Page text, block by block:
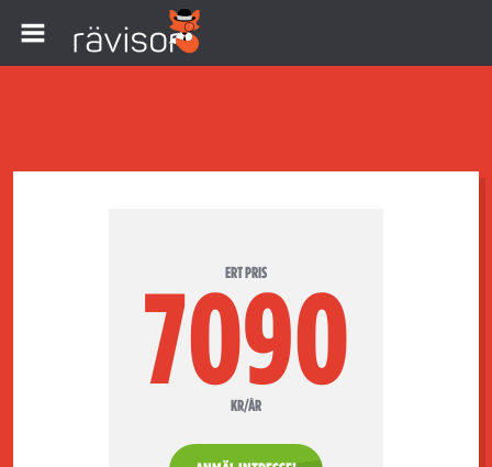
ERT PRIS
7090
KR/ÅR